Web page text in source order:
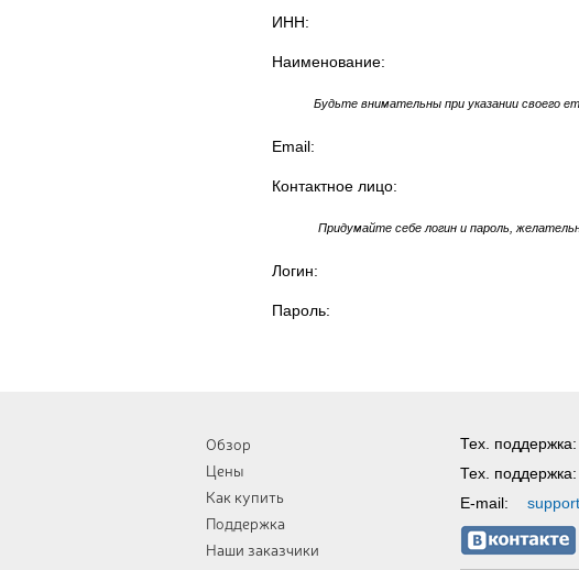
ИНН:
Наименование:
Будьте внимательны при указании своего
Email:
Контактное лицо:
Придумайте себе логин и пароль,
Логин:
Пароль:
Обзор
Цены
Как купить
Поддержка
Наши заказчики
Тех. поддержка:
Тех. поддержка:
E-mail: